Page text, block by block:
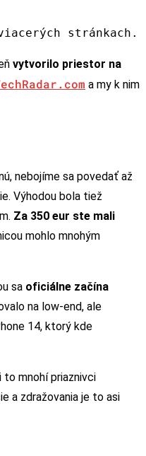
stránkach.
vytvorilo priestor na
a my k nim
nebojíme sa povedať až
Výhodou bola tiež
Za 350 eur ste mali
mohlo mnohým
sa oficiálne začína
na low-end, ale
14, ktorý kde
to mnohí priaznivci
a zdražovania je to asi